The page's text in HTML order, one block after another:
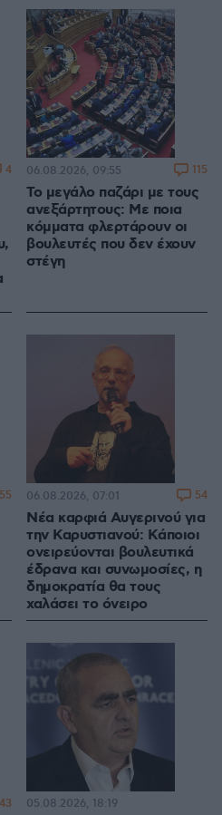
4
Το μεγάλο παζάρι με τους
ανεξάρτητους: Με ποια
κόμματα φλερτάρουν οι
βουλευτές που δεν έχουν
στέγη
06.08.2026, 09:55 115
55
Νέα καρφιά Αυγερινού για
την Καρυστιανού: Kάποιοι
ονειρεύονται βουλευτικά
έδρανα και συνωμοσίες, η
δημοκρατία θα τους
χαλάσει το όνειρο
06.08.2026, 07:01 54
43 05.08.2026, 18:19